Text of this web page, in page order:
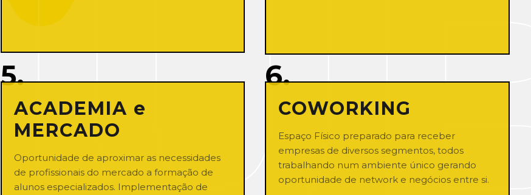
5.
ACADEMIA e
MERCADO
Oportunidade de aproximar as necessidades
de profissionais do mercado a formação de
alunos especializados. Implementação de
6.
COWORKING
Espaço Físico preparado para receber
empresas de diversos segmentos, todos
trabalhando num ambiente único gerando
oportunidade de network e negócios entre si.